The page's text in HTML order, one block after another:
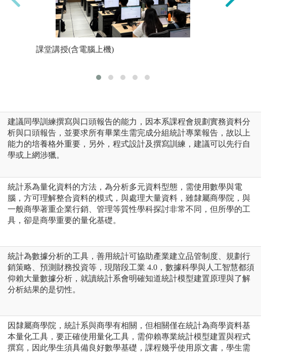
2. 課程後，需立即將學到的內容重新整理；之後
課堂講授(含電腦上機)
建議同學訓練撰寫與口頭報告的能力，因本系課程會規劃實務資料分
析與口頭報告，並要求所有畢業生需完成分組統計專業報告，故以上
能力的培養格外重要，另外，程式設計及撰寫訓練，建議可以先行自
學或上網涉獵。
統計系為量化資料的方法，為分析多元資料型態，需使用數學與電
腦，方可理解整合資料的模式，與處理大量資料，雖隸屬商學院，與
一般商學著重企業行銷、管理等質性學科探討非常不同，但所學的工
具，卻是商學重要的量化基礎。
統計為數據分析的工具，善用統計可協助產業建立品管制度、規劃行
銷策略、預測財務投資等，現階段工業 4.0，數據科學與人工智慧都須
仰賴大量數據分析，就讀統計系會明確知道統計模型建置原理與了解
分析結果的是切性。
因隸屬商學院，統計系與商學有相關，但相關僅在統計為商學資料基
本量化工具，要正確使用量化工具，需仰賴專業統計模型建置與程式
撰寫，因此學生須具備良好數學基礎，課程幾乎使用原文書，學生需